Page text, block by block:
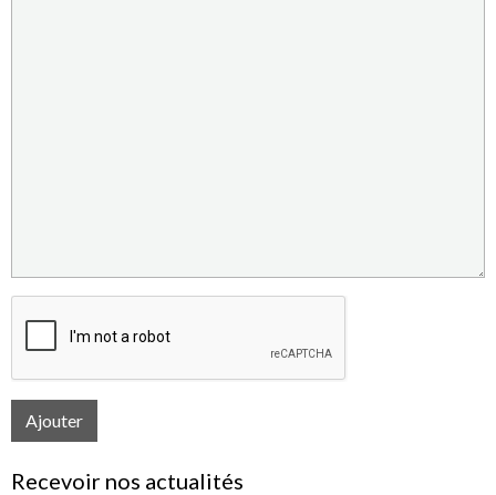
Ajouter
Recevoir nos actualités